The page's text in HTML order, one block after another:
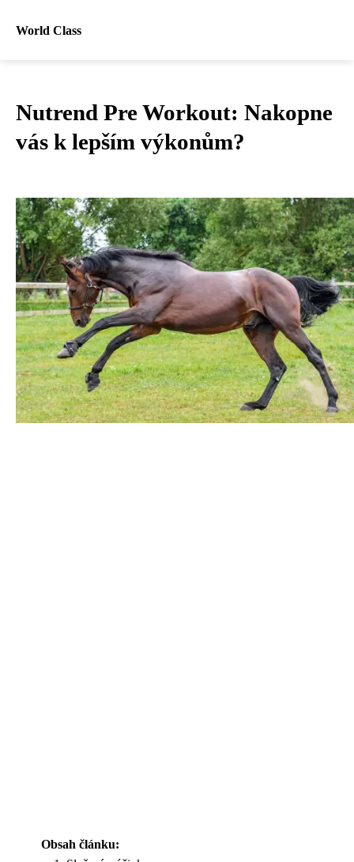
World Class
Nutrend Pre Workout: Nakopne
vás k lepším výkonům?
Obsah článku: